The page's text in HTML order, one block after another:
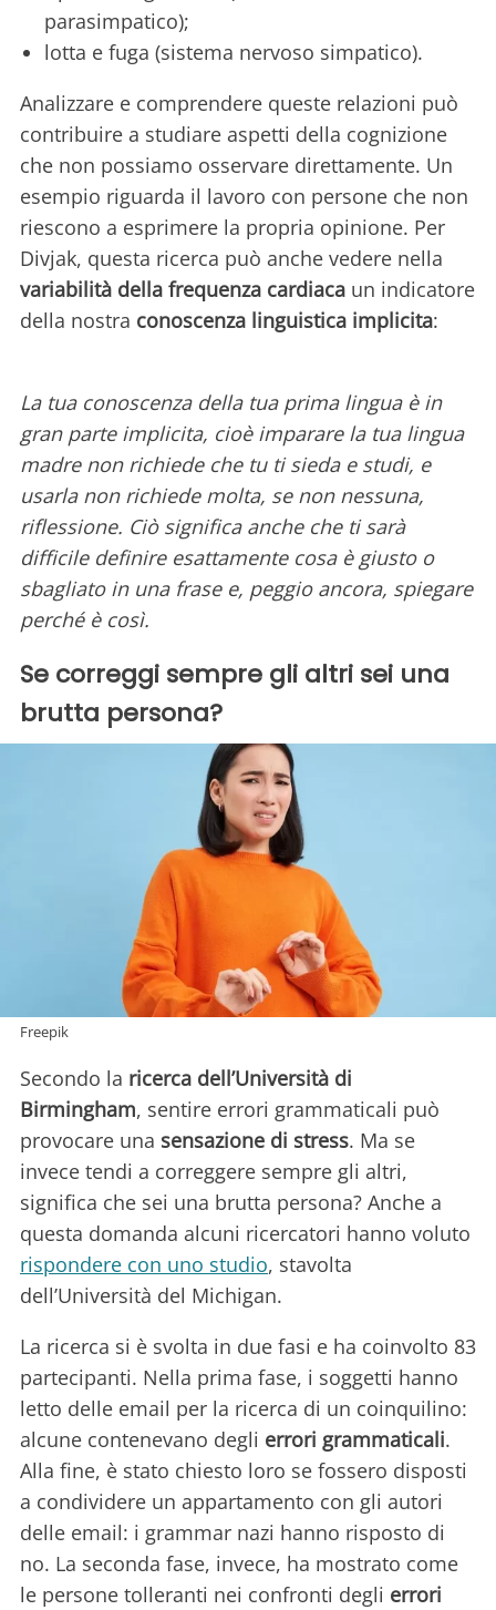
parasimpatico);
lotta e fuga (sistema nervoso simpatico).
Analizzare e comprendere queste relazioni può
contribuire a studiare aspetti della cognizione
che non possiamo osservare direttamente. Un
esempio riguarda il lavoro con persone che non
riescono a esprimere la propria opinione. Per
Divjak, questa ricerca può anche vedere nella
variabilità della frequenza cardiaca un indicatore
della nostra conoscenza linguistica implicita:
La tua conoscenza della tua prima lingua è in
gran parte implicita, cioè imparare la tua lingua
madre non richiede che tu ti sieda e studi, e
usarla non richiede molta, se non nessuna,
riflessione. Ciò significa anche che ti sarà
difficile definire esattamente cosa è giusto o
sbagliato in una frase e, peggio ancora, spiegare
perché è così.
Se correggi sempre gli altri sei una
brutta persona?
Freepik
Secondo la ricerca dell’Università di
Birmingham, sentire errori grammaticali può
provocare una sensazione di stress. Ma se
invece tendi a correggere sempre gli altri,
significa che sei una brutta persona? Anche a
questa domanda alcuni ricercatori hanno voluto
rispondere con uno studio, stavolta
dell’Università del Michigan.
La ricerca si è svolta in due fasi e ha coinvolto 83
partecipanti. Nella prima fase, i soggetti hanno
letto delle email per la ricerca di un coinquilino:
alcune contenevano degli errori grammaticali.
Alla fine, è stato chiesto loro se fossero disposti
a condividere un appartamento con gli autori
delle email: i grammar nazi hanno risposto di
no. La seconda fase, invece, ha mostrato come
le persone tolleranti nei confronti degli errori